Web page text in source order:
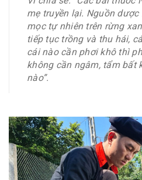
mẹ truyền lại. Nguồn
mọc tự nhiên trên rừng
tiếp tục trồng và thu hái,
cái nào cần phơi khô thì
không cần ngâm, tẩm bất
nào”.